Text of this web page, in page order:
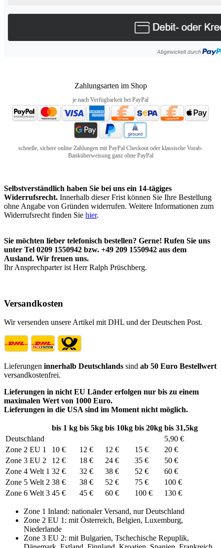
Zahlungsarten im Shop
je nach Verfügbarkeit bei PayPal
schnelle, sichere online Zahlungen mit PayPal Checkout oder klassische Vorab-
Banküberweisung ganz ohne PayPal
Selbstverständlich haben Sie bei uns ein 14-tägiges
Widerrufsrecht. Innerhalb dieser Frist können Sie Ihre Bestellung
ohne Angabe von Gründen widerrufen. Weitere Informationen zum
Widerrufsrecht finden Sie hier.
Sie möchten lieber telefonisch bestellen? Gerne! Rufen Sie uns
unter Tel 0209 1550942 bzw. +49 209 1550942 aus dem
Ausland. Wir freuen uns.
Ihr Ansprechparter ist Herr Ralph Prüschberg.
Versandkosten
Wir versenden unsere Artikel mit DHL und der Deutschen Post.
Lieferungen innerhalb Deutschlands sind ab 50 Euro Bestellwert
versandkostenfrei.
Lieferungen in nicht EU Länder erfolgen nur bis zu einem
maximalen Wert von 1000 Euro.
Lieferungen in die USA sind im Moment nicht möglich.
bis 1 kg bis 5kg bis 10kg bis 20kg bis 31,5kg
Deutschland
5,90 €
Zone 2 EU 1
10 € 12 € 12 € 15 €
20 €
Zone 3 EU 2
12 € 18 € 24 € 35 €
50 €
Zone 4 Welt 1 32 € 32 € 38 € 52 €
60 €
Zone 5 Welt 2 38 € 38 € 52 € 75 €
100 €
Zone 6 Welt 3 45 € 45 € 60 € 100 € 130 €
Zone 1 Inland: nationaler Versand, nur Deutschland
Zone 2 EU 1: mit Österreich, Belgien, Luxemburg,
Niederlande
Zone 3 EU 2: mit Bulgarien, Tschechische Repuplik,